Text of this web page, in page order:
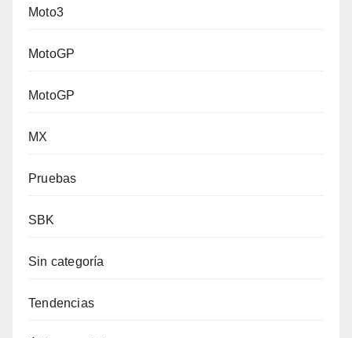
Moto3
MotoGP
MotoGP
MX
Pruebas
SBK
Sin categoría
Tendencias